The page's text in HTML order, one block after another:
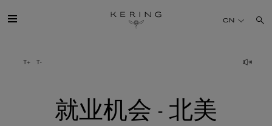
业
机
CN
就业机会 - 北美